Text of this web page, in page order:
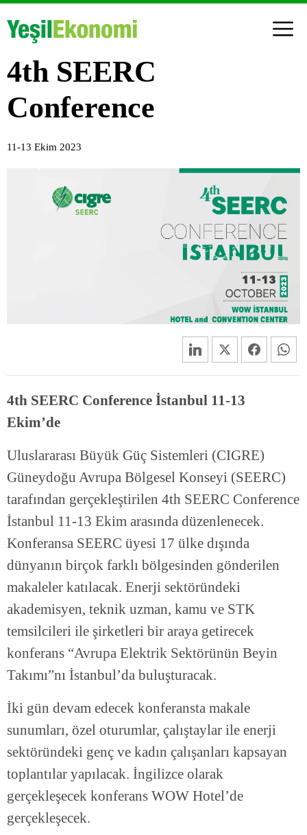
4th SEERC
Conference
11-13 Ekim 2023
4th SEERC Conference İstanbul 11-13
Ekim’de
Uluslararası Büyük Güç Sistemleri (CIGRE)
Güneydoğu Avrupa Bölgesel Konseyi (SEERC)
tarafından gerçekleştirilen 4th SEERC Conference
İstanbul 11-13 Ekim arasında düzenlenecek.
Konferansa SEERC üyesi 17 ülke dışında
dünyanın birçok farklı bölgesinden gönderilen
makaleler katılacak. Enerji sektöründeki
akademisyen, teknik uzman, kamu ve STK
temsilcileri ile şirketleri bir araya getirecek
konferans “Avrupa Elektrik Sektörünün Beyin
Takımı”nı İstanbul’da buluşturacak.
İki gün devam edecek konferansta makale
sunumları, özel oturumlar, çalıştaylar ile enerji
sektöründeki genç ve kadın çalışanları kapsayan
toplantılar yapılacak. İngilizce olarak
gerçekleşecek konferans WOW Hotel’de
gerçekleşecek.